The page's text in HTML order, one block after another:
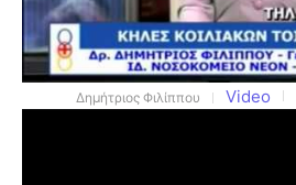
Δημήτριος Φιλίππου Video